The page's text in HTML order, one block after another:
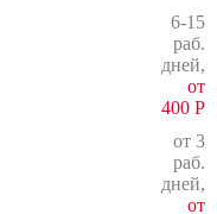
6-15
раб.
дней,
от
400 Р
от 3
раб.
дней,
от